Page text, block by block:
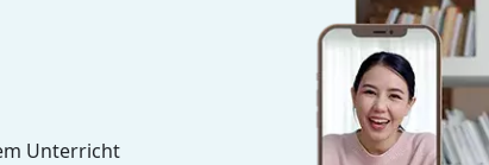
Unterricht